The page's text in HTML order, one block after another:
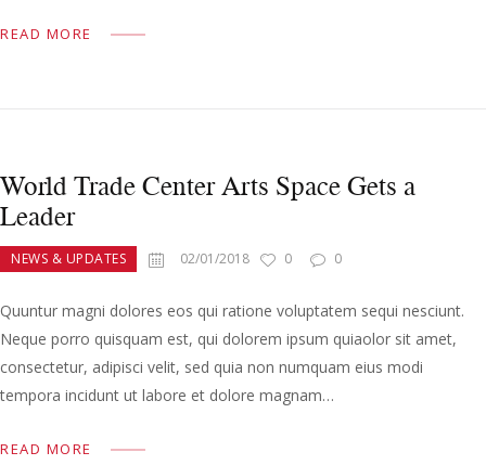
READ MORE
World Trade Center Arts Space Gets a
Leader
NEWS & UPDATES 02/01/2018 0 0
Quuntur magni dolores eos qui ratione voluptatem sequi nesciunt.
Neque porro quisquam est, qui dolorem ipsum quiaolor sit amet,
consectetur, adipisci velit, sed quia non numquam eius modi
tempora incidunt ut labore et dolore magnam…
READ MORE